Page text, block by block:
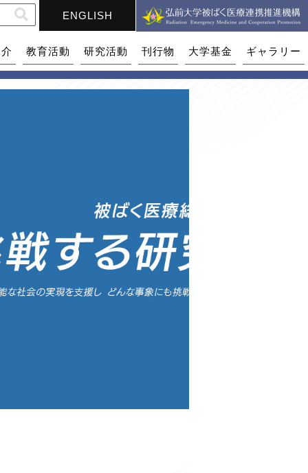
ENGLISH
教育活動 研究活動 刊行物 大学基金 ギャラリー